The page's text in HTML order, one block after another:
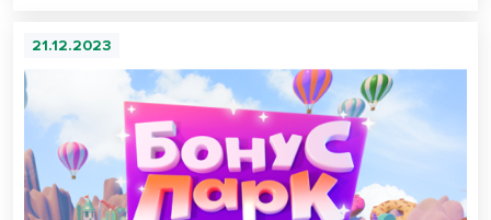
21.12.2023